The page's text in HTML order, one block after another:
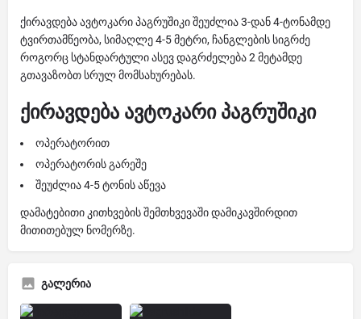
ქირავდება ავტოკარი პაგრუშიკი შეუძლია 3-დან 4-ტონამდე
ტვირთამწეობა, სიმაღლე 4-5 მეტრი, ჩანგლების სიგრძე
როგორც სტანდარტული ასევ დაგრძელება 2 მეტამდე
გთავაზობთ სრულ მომსახურებას.
ქირავდება ავტოკარი პაგრუშიკი
ოპერატორით
ოპერატორის გარეშე
შეუძლია 4-5 ტონის აწევა
დამატებითი კითხვების შემთხვევაში დამიკავშირდით
მითითებულ ნომერზე.
გალერია